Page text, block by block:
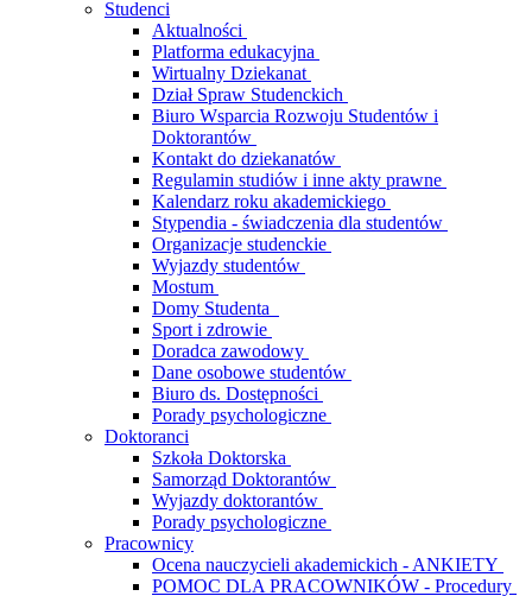
Studenci
Aktualności
Platforma edukacyjna
Wirtualny Dziekanat
Dział Spraw Studenckich
Biuro Wsparcia Rozwoju Studentów i
Doktorantów
Kontakt do dziekanatów
Regulamin studiów i inne akty prawne
Kalendarz roku akademickiego
Stypendia - świadczenia dla studentów
Organizacje studenckie
Wyjazdy studentów
Mostum
Domy Studenta
Sport i zdrowie
Doradca zawodowy
Dane osobowe studentów
Biuro ds. Dostępności
Porady psychologiczne
Doktoranci
Szkoła Doktorska
Samorząd Doktorantów
Wyjazdy doktorantów
Porady psychologiczne
Pracownicy
Ocena nauczycieli akademickich - ANKIETY
POMOC DLA PRACOWNIKÓW - Procedury